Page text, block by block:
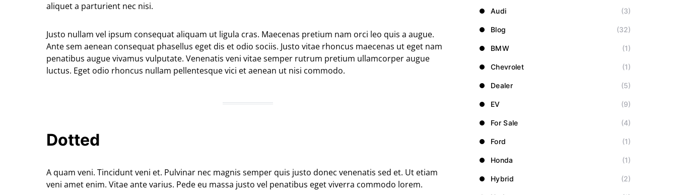
aliquet a parturient nec nisi.
Justo nullam vel ipsum consequat aliquam ut ligula cras. Maecenas pretium nam orci leo quis a augue.
Ante sem aenean consequat phasellus eget dis et odio sociis. Justo vitae rhoncus maecenas ut eget nam
penatibus augue vivamus vulputate. Venenatis veni vitae semper rutrum pretium ullamcorper augue
luctus. Eget odio rhoncus nullam pellentesque vici et aenean ut nisi commodo.
Dotted
A quam veni. Tincidunt veni et. Pulvinar nec magnis semper quis justo donec venenatis sed et. Ut etiam
veni amet enim. Vitae ante varius. Pede eu massa justo vel penatibus eget viverra commodo lorem.
Audi (3)
Blog (32)
BMW (1)
Chevrolet (1)
Dealer (5)
EV (9)
For Sale (4)
Ford (1)
Honda (1)
Hybrid (2)